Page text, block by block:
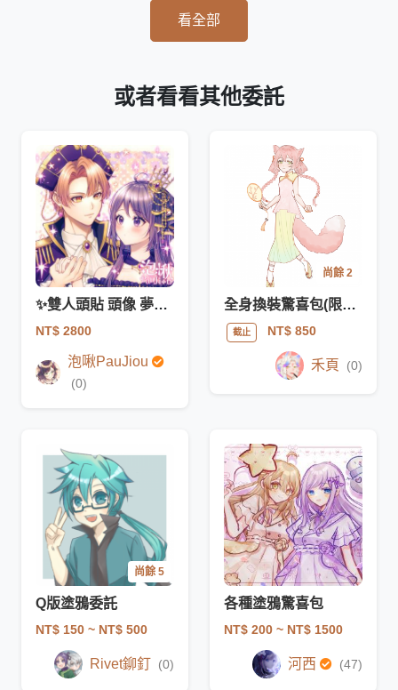
看全部
或者看看其他委託
✨雙人頭貼 頭像 夢向 情侶 日系 插畫 少女漫畫風格
NT$ 2800
泡啾PauJiou
(0)
尚餘 2
全身換裝驚喜包(限女性)
截止 NT$ 850
禾頁 (0)
尚餘 5
Q版塗鴉委託
NT$ 150 ~ NT$ 500
Rivet鉚釘 (0)
各種塗鴉驚喜包
NT$ 200 ~ NT$ 1500
河西 (47)